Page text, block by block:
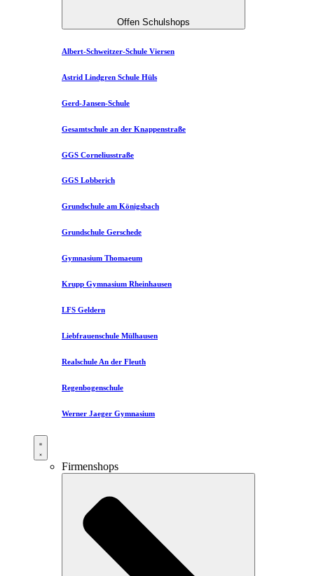
Offen Schulshops
Albert-Schweitzer-Schule Viersen
Astrid Lindgren Schule Hüls
Gerd-Jansen-Schule
Gesamtschule an der Knappenstraße
GGS Corneliusstraße
GGS Lobberich
Grundschule am Königsbach
Grundschule Gerschede
Gymnasium Thomaeum
Krupp Gymnasium Rheinhausen
LFS Geldern
Liebfrauenschule Mülhausen​
Realschule An der Fleuth
Regenbogenschule
Werner Jaeger Gymnasium
Firmenshops